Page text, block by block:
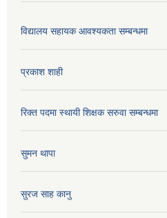
विद्यालय सहायक आवश्यकता सम्बन्धमा
प्रकाश शाही
रिक्त पदमा स्थायी शिक्षक सरुवा सम्बन्धमा
सुमन थापा
सुरज साह कानु